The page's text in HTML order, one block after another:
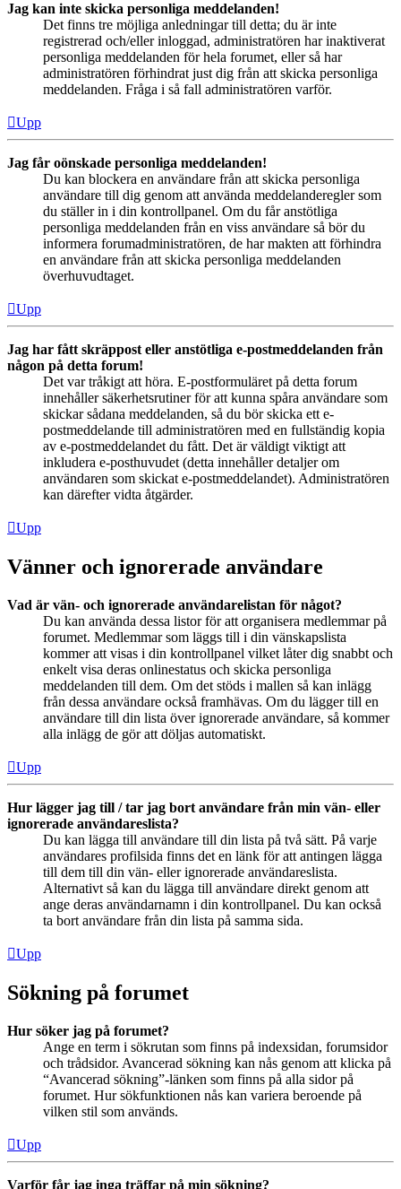
Jag kan inte skicka personliga meddelanden!
Det finns tre möjliga anledningar till detta; du är inte
registrerad och/eller inloggad, administratören har inaktiverat
personliga meddelanden för hela forumet, eller så har
administratören förhindrat just dig från att skicka personliga
meddelanden. Fråga i så fall administratören varför.
Upp
Jag får oönskade personliga meddelanden!
Du kan blockera en användare från att skicka personliga
användare till dig genom att använda meddelanderegler som
du ställer in i din kontrollpanel. Om du får anstötliga
personliga meddelanden från en viss användare så bör du
informera forumadministratören, de har makten att förhindra
en användare från att skicka personliga meddelanden
överhuvudtaget.
Upp
Jag har fått skräppost eller anstötliga e-postmeddelanden från
någon på detta forum!
Det var tråkigt att höra. E-postformuläret på detta forum
innehåller säkerhetsrutiner för att kunna spåra användare som
skickar sådana meddelanden, så du bör skicka ett e-
postmeddelande till administratören med en fullständig kopia
av e-postmeddelandet du fått. Det är väldigt viktigt att
inkludera e-posthuvudet (detta innehåller detaljer om
användaren som skickat e-postmeddelandet). Administratören
kan därefter vidta åtgärder.
Upp
Vänner och ignorerade användare
Vad är vän- och ignorerade användarelistan för något?
Du kan använda dessa listor för att organisera medlemmar på
forumet. Medlemmar som läggs till i din vänskapslista
kommer att visas i din kontrollpanel vilket låter dig snabbt och
enkelt visa deras onlinestatus och skicka personliga
meddelanden till dem. Om det stöds i mallen så kan inlägg
från dessa användare också framhävas. Om du lägger till en
användare till din lista över ignorerade användare, så kommer
alla inlägg de gör att döljas automatiskt.
Upp
Hur lägger jag till / tar jag bort användare från min vän- eller
ignorerade användareslista?
Du kan lägga till användare till din lista på två sätt. På varje
användares profilsida finns det en länk för att antingen lägga
till dem till din vän- eller ignorerade användareslista.
Alternativt så kan du lägga till användare direkt genom att
ange deras användarnamn i din kontrollpanel. Du kan också
ta bort användare från din lista på samma sida.
Upp
Sökning på forumet
Hur söker jag på forumet?
Ange en term i sökrutan som finns på indexsidan, forumsidor
och trådsidor. Avancerad sökning kan nås genom att klicka på
“Avancerad sökning”-länken som finns på alla sidor på
forumet. Hur sökfunktionen nås kan variera beroende på
vilken stil som används.
Upp
Varför får jag inga träffar på min sökning?